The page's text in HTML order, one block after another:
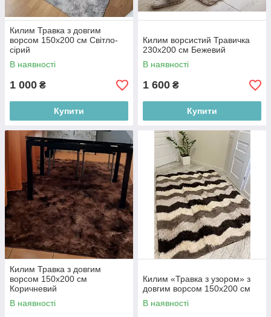
Килим Травка з довгим
ворсом 150х200 см Світло-
сірий
В наявності
1 000 ₴
Купити
Килим ворсистий Травичка
230х200 см Бежевий
В наявності
1 600 ₴
Купити
Килим Травка з довгим
ворсом 150х200 см
Коричневий
В наявності
Килим «Травка з узором» з
довгим ворсом 150х200 см
В наявності